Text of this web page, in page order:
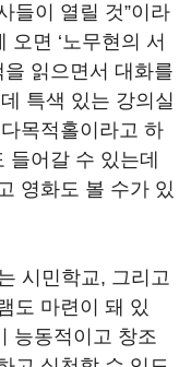
들이 열릴 것”이라
오면 ‘노무현의 서
읽으면서 대화를
특색 있는 강의실
목적홀이라고 하
어갈 수 있는데
영화도 볼 수가 있
시민학교, 그리고
도 마련이 돼 있
능동적이고 창조